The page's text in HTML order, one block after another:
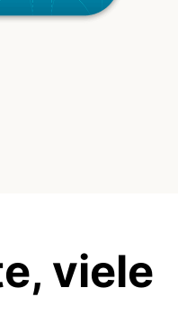
viele